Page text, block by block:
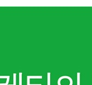
출 것인가